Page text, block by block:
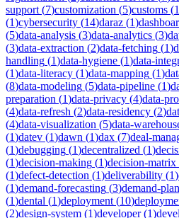
support (7)customization (5)customs (1
(1)cybersecurity (14)daraz (1)
(5)data-analysis (3)data-analytics (3)
(3)data-extraction (2)data-fetching (1)
handling (1)data-hygiene (1)data-
(1)data-literacy (1)data-mapping (1)
(8)data-modeling (5)data-pipeline (1)
preparation (1)data-privacy (4)data-
(4)data-refresh (2)data-residency (2)
(4)data-visualization (5)data-
(1)datev (1)dawn (1)dax (7)deal-
(1)debugging (1)decentralized (1)
(1)decision-making (1)decision-matrix
(1)defect-detection (1)deliverability (1)
(1)demand-forecasting (3)demand-
(1)dental (1)deployment (10)
(2)design-system (1)developer(1)